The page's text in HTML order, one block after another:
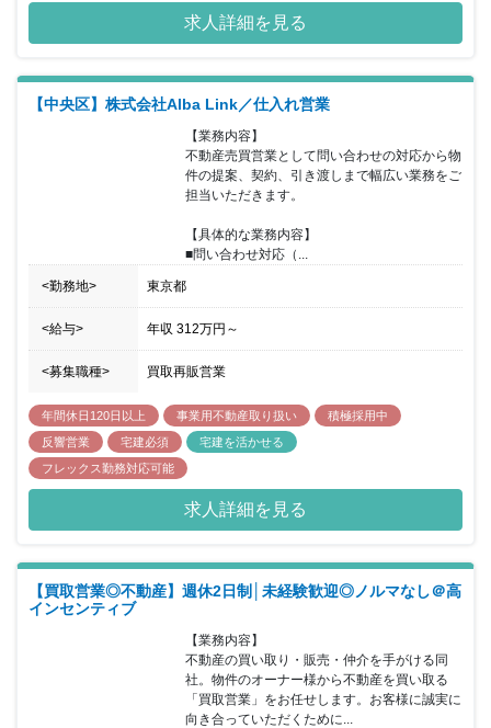
不動産業界にチャレンジができ、長期的にキャリアを築きながら、
将来の管理職候補としてご活躍いただけます。年齢や年次に関係な
く、働きぶりに応じて正当評価がされる環境が整っており、モチベ
います。また「完全週休2日制／残業少なめ／長期休暇9連休年３回
／転勤なし／各種手当充実」により、仕事とプライベートのメリハ
体制の部署のため、気軽に質問・相談できる環境で、未経験スター
トでも安心◎ 新入社員は最短初日～最長9カ月程度で初契約を経験
求人詳細を見る
【中央区】株式会社Alba Link／仕入れ営業
【業務内容】
不動産売買営業として問い合わせの対応から物
件の提案、契約、引き渡しまで幅広い業務をご
担当いただきます。
【具体的な業務内容】
■問い合わせ対応（...
<勤務地> 東京都
<給与> 年収 312万円 ～
<募集職種> 買取再販営業
年間休日120日以上 事業用不動産取り扱い
積極採用中
反響営業
宅建必須
宅建を活かせる
フレックス勤務対応可能
求人詳細を見る
【買取営業◎不動産】週休2日制│未経験歓迎◎ノルマなし＠高
インセンティブ
【業務内容】
不動産の買い取り・販売・仲介を手がける同
社。物件のオーナー様から不動産を買い取る
「買取営業」をお任せします。お客様に誠実に
向き合っていただくために...